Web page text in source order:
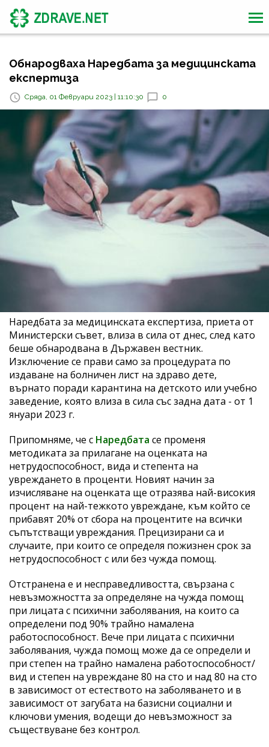
Обнародваха Наредбата за медицинската
експертиза
Сряда, 01 Февруари 2023 | 11:10:30 0
Наредбата за медицинската експертиза, приета от
Министерски съвет, влиза в сила от днес, след като
беше обнародвана в Държавен вестник.
Изключение се прави само за процедурата по
издаване на болничен лист на здраво дете,
върнато поради карантина на детското или учебно
заведение, която влиза в сила със задна дата - от 1
януари 2023 г.
Припомняме, че с Наредбата се променя
методиката за прилагане на оценката на
нетрудоспособност, вида и степента на
увреждането в проценти. Новият начин за
изчисляване на оценката ще отразява най-високия
процент на най-тежкото увреждане, към който се
прибавят 20% от сбора на процентите на всички
съпътстващи увреждания. Прецизирани са и
случаите, при които се определя пожизнен срок за
нетрудоспособност с или без чужда помощ.
Отстранена е и несправедливостта, свързана с
невъзможността за определяне на чужда помощ
при лицата с психични заболявания, на които са
определени под 90% трайно намалена
работоспособност. Вече при лицата с психични
заболявания, чужда помощ може да се определи и
при степен на трайно намалена работоспособност/
вид и степен на увреждане 80 на сто и над 80 на сто
в зависимост от естеството на заболяването и в
зависимост от загубата на базисни социални и
ключови умения, водещи до невъзможност за
съществуване без контрол.